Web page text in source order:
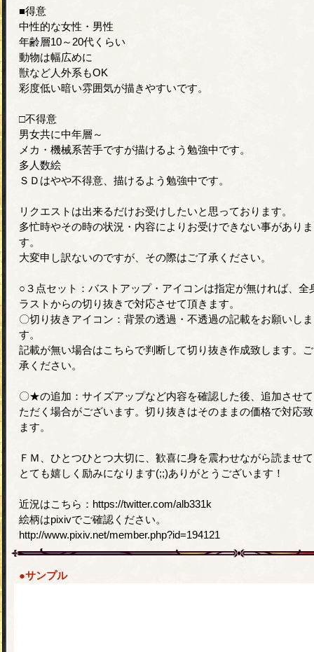
■得意
中性的な女性・男性
年齢層10～20代くらい
動物は幅広めに
獣など人外系もOK
彩度低い暗い雰囲気が描きやすいです。
□不得意
男女共に中年層～
メカ・機械系苦手ですが描けるよう勉強中です。
多人数絵
ＳＤはやや不得意、描けるよう勉強中です。
リクエストは出来るだけお受けしたいと思っております。
多忙時やその時の状況・内容によりお受けできない事がありま
す。
大変申し訳ないのですが、その際はご了承ください。
○３点セット：バストアップ・アイコンは指定が無ければ、全
ラストからの切り抜きで対応させて頂きます。
〇切り抜きアイコン：背景の透過・不透過の記載をお願いしま
す。
記載が無い場合はこちらで判断して切り抜き作成致します。
承ください。
〇★の追加：サイズアップなど内容を確認した後、追加させ
ただく場合がございます。切り抜きはそのままの価格で対応
ます。
ＦＭ、ひとつひとつ大切に、歓喜に身を震わせながら読ませ
とても嬉しく励みになります(;;)ありがとうございます！
近況はこちら：https://twitter.com/alb331k
絵柄はpixivでご確認ください。
http://www.pixiv.net/member.php?id=194121
●サンプル